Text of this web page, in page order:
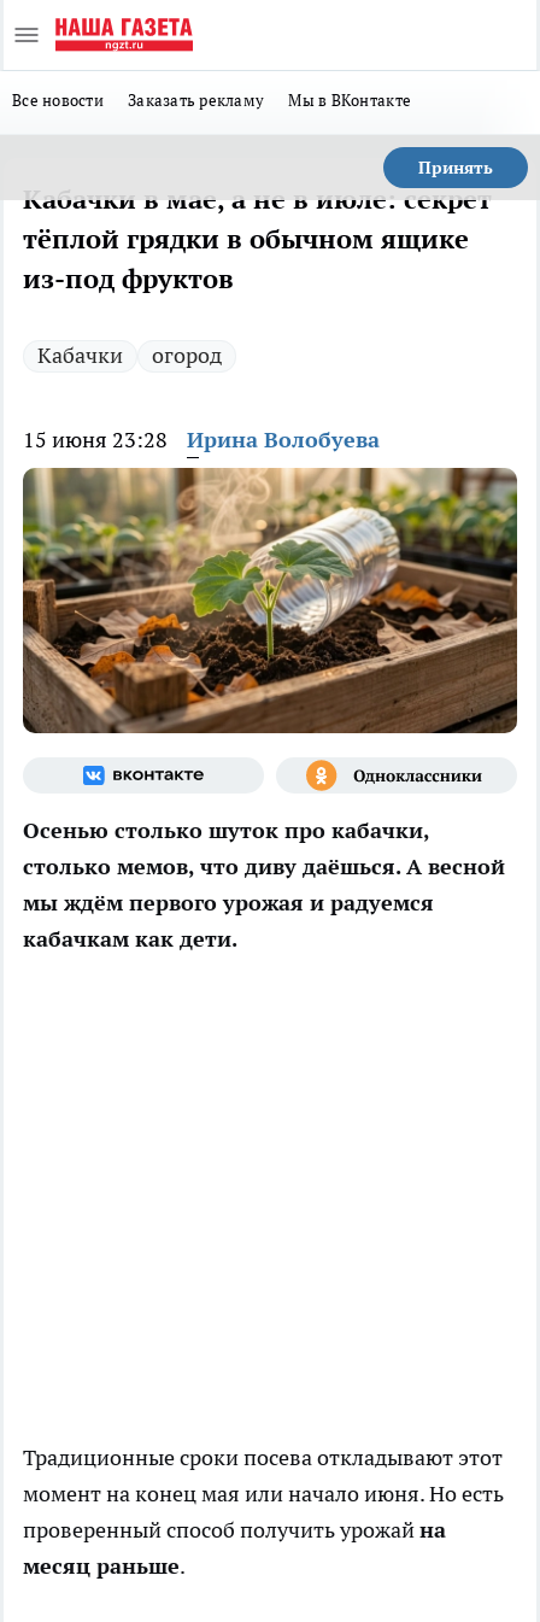
Все новости Заказать рекламу Мы в ВКонтакте
Принять
Кабачки в мае, а не в июле: секрет
тёплой грядки в обычном ящике
из-под фруктов
Кабачки огород
15 июня 23:28 Ирина Волобуева
Осенью столько шуток про кабачки,
столько мемов, что диву даёшься. А весной
мы ждём первого урожая и радуемся
кабачкам как дети.
Традиционные сроки посева откладывают этот
момент на конец мая или начало июня. Но есть
проверенный способ получить урожайна
месяц раньше.